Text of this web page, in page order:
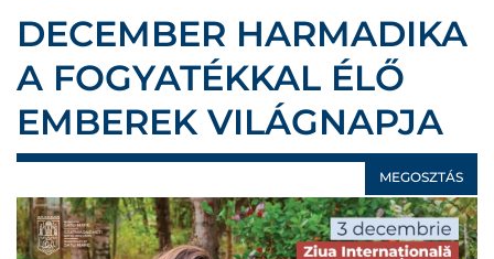
DECEMBER HARMADIKA
A FOGYATÉKKAL ÉLŐ
EMBEREK VILÁGNAPJA
MEGOSZTÁS